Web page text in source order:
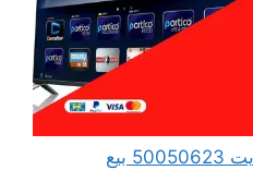
بيع تلفزيونات شاشات الكويت 50050623 بيع